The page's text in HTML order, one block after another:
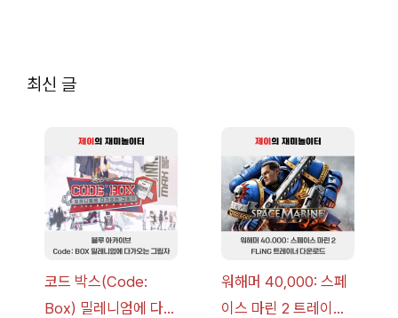
최신 글
코드 박스(Code:
Box) 밀레니엄에 다가
워해머 40,000: 스페
이스 마린 2 트레이너